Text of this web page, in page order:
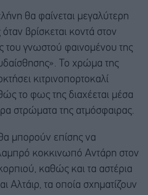
θα φαίνεται μεγαλύτερη
βρίσκεται κοντά στον
του γνωστού φαινομένου της
Το χρώμα της
κιτρινοπορτοκαλί
το φως της διαχέεται μέσα
στρώματα της ατμόσφαιρας.
μπορούν επίσης να
κοκκινωπό Αντάρη στον
καθώς και τα αστέρια
Αλτάιρ, τα οποία σχηματίζουν